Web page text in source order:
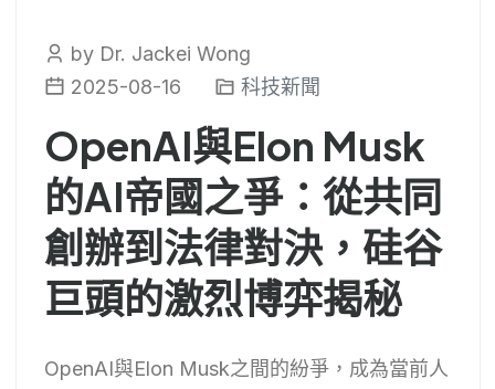
by Dr. Jackei Wong
2025-08-16
科技新聞
OpenAI與Elon Musk
的AI帝國之爭：從共同
創辦到法律對決，硅谷
巨頭的激烈博弈揭秘
OpenAI與Elon Musk之間的紛爭，成為當前人